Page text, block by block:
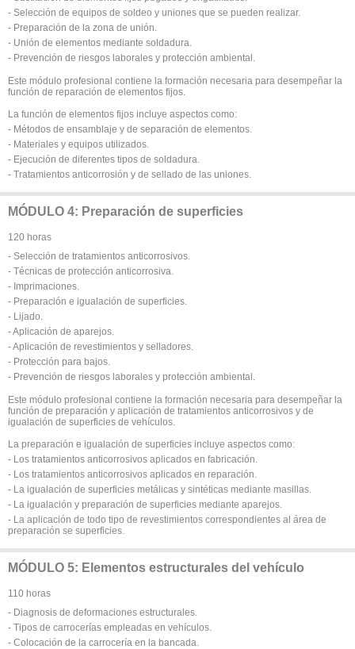
- Selección de equipos de soldeo y uniones que se pueden realizar.
- Preparación de la zona de unión.
- Unión de elementos mediante soldadura.
- Prevención de riesgos laborales y protección ambiental.
Este módulo profesional contiene la formación necesaria para desempeñar la
función de reparación de elementos fijos.
La función de elementos fijos incluye aspectos como:
- Métodos de ensamblaje y de separación de elementos.
- Materiales y equipos utilizados.
- Ejecución de diferentes tipos de soldadura.
- Tratamientos anticorrosión y de sellado de las uniones.
MÓDULO 4: Preparación de superficies
120 horas
- Selección de tratamientos anticorrosivos.
- Técnicas de protección anticorrosiva.
- Imprimaciones.
- Preparación e igualación de superficies.
- Lijado.
- Aplicación de aparejos.
- Aplicación de revestimientos y selladores.
- Protección para bajos.
- Prevención de riesgos laborales y protección ambiental.
Este módulo profesional contiene la formación necesaria para desempeñar la
función de preparación y aplicación de tratamientos anticorrosivos y de
igualación de superficies de vehículos.
La preparación e igualación de superficies incluye aspectos como:
- Los tratamientos anticorrosivos aplicados en fabricación.
- Los tratamientos anticorrosivos aplicados en reparación.
- La igualación de superficies metálicas y sintéticas mediante masillas.
- La igualación y preparación de superficies mediante aparejos.
- La aplicación de todo tipo de revestimientos correspondientes al área de
preparación se superficies.
MÓDULO 5: Elementos estructurales del vehículo
110 horas
- Diagnosis de deformaciones estructurales.
- Tipos de carrocerías empleadas en vehículos.
- Colocación de la carrocería en la bancada.